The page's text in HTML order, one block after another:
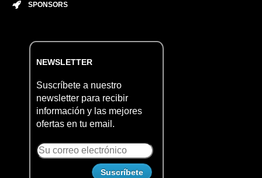
SPONSORS
NEWSLETTER
Suscríbete a nuestro
newsletter para recibir
información y las mejores
ofertas en tu email.